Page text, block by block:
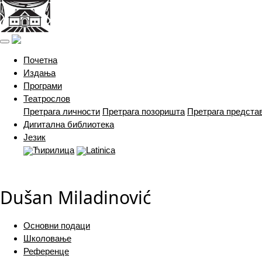
Почетна(current)
Издања
Програми
Театрослов
Претрага личности Претрага позоришта Претрага
Дигитална библиотека
Језик
Ћирилица
Latinica
Dušan Miladinović
Основни подаци
Школовање
Референце